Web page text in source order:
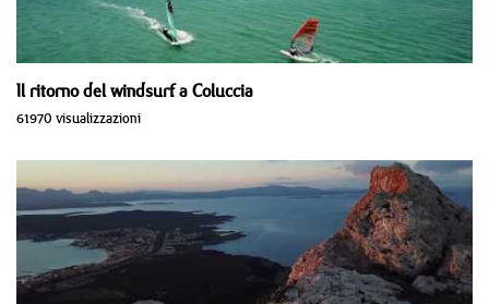
Il ritorno del windsurf a Coluccia
61970 visualizzazioni